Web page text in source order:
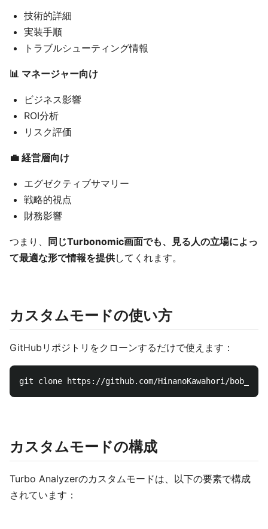
技術的詳細
実装手順
トラブルシューティング情報
📊 マネージャー向け
ビジネス影響
ROI分析
リスク評価
💼 経営層向け
エグゼクティブサマリー
戦略的視点
財務影響
つまり、
同じTurbonomic画面でも、見る人の立場によっ
て最適な形で情報を提供してくれます。
カスタムモードの使い方
GitHubリポジトリをクローンするだけで使えます：
カスタムモードの構成
Turbo Analyzerのカスタムモードは、以下の要素で構成
されています：